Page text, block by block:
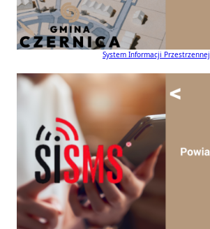
System Informacji Przestrzennej